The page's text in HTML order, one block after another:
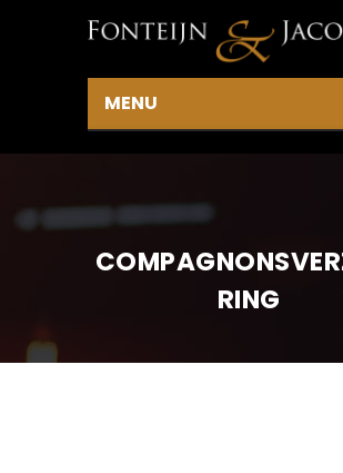
MENU
RING